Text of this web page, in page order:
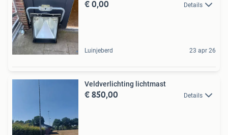
€ 0,00 Details
Luinjeberd 23 apr 26
Veldverlichting lichtmast
€ 850,00 Details